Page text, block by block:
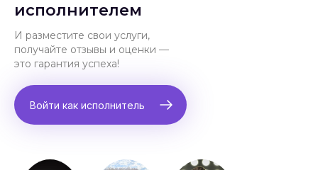
исполнителем
И разместите свои услуги,
получайте отзывы и оценки —
это гарантия успеха!
Войти как исполнитель